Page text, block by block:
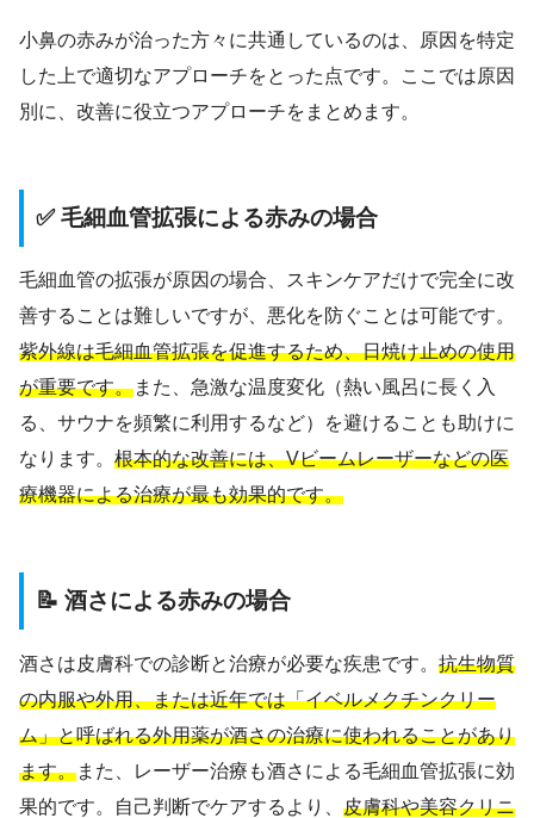
小鼻の赤みが治った方々に共通しているのは、原因を特定
した上で適切なアプローチをとった点です。ここでは原因
別に、改善に役立つアプローチをまとめます。
✅ 毛細血管拡張による赤みの場合
毛細血管の拡張が原因の場合、スキンケアだけで完全に改
善することは難しいですが、悪化を防ぐことは可能です。
紫外線は毛細血管拡張を促進するため、日焼け止めの使用
が重要です。また、急激な温度変化（熱い風呂に長く入
る、サウナを頻繁に利用するなど）を避けることも助けに
なります。 根本的な改善には、Vビームレーザーなどの医
療機器による治療が最も効果的です。
📝 酒さによる赤みの場合
酒さは皮膚科での診断と治療が必要な疾患です。 抗生物質
の内服や外用、または近年では「イベルメクチンクリー
ム」と呼ばれる外用薬が酒さの治療に使われることがあり
ます。また、レーザー治療も酒さによる毛細血管拡張に効
果的です。自己判断でケアするより、 皮膚科や美容クリニ